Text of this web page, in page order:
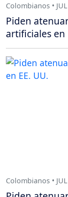
Colombianos •
Piden
artificiales en
Colombianos •